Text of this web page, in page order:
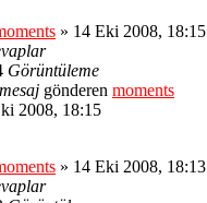
» 14 Eki 2008, 18:15
Görüntüleme
gönderen moments
2008, 18:15
» 14 Eki 2008, 18:13